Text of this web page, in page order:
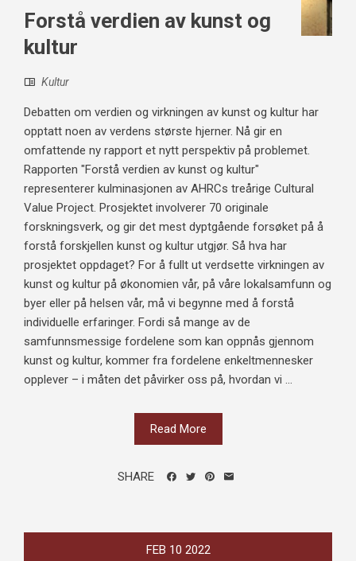
Forstå verdien av kunst og
kultur
Kultur
Debatten om verdien og virkningen av kunst og kultur har
opptatt noen av verdens største hjerner. Nå gir en
omfattende ny rapport et nytt perspektiv på problemet.
Rapporten "Forstå verdien av kunst og kultur"
representerer kulminasjonen av AHRCs treårige Cultural
Value Project. Prosjektet involverer 70 originale
forskningsverk, og gir det mest dyptgående forsøket på å
forstå forskjellen kunst og kultur utgjør. Så hva har
prosjektet oppdaget? For å fullt ut verdsette virkningen av
kunst og kultur på økonomien vår, på våre lokalsamfunn og
byer eller på helsen vår, må vi begynne med å forstå
individuelle erfaringer. Fordi så mange av de
samfunnsmessige fordelene som kan oppnås gjennom
kunst og kultur, kommer fra fordelene enkeltmennesker
opplever – i måten det påvirker oss på, hvordan vi ...
Read More
SHARE
FEB 10 2022